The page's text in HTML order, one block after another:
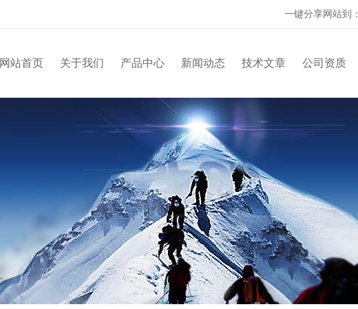
一键分享网站到：
网站首页 关于我们 产品中心 新闻动态 技术文章 公司资质